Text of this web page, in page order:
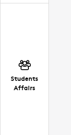
Students
Affairs